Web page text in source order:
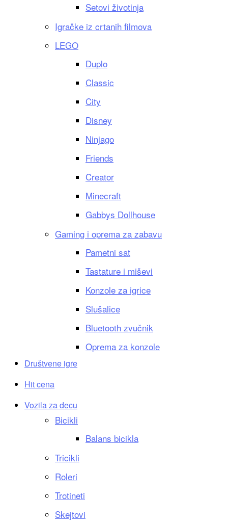
Setovi životinja
Igračke iz crtanih filmova
LEGO
Duplo
Classic
City
Disney
Ninjago
Friends
Creator
Minecraft
Gabbys Dollhouse
Gaming i oprema za zabavu
Pametni sat
Tastature i miševi
Konzole za igrice
Slušalice
Bluetooth zvučnik
Oprema za konzole
Društvene igre
Hit cena
Vozila za decu
Bicikli
Balans bicikla
Tricikli
Roleri
Trotineti
Skejtovi